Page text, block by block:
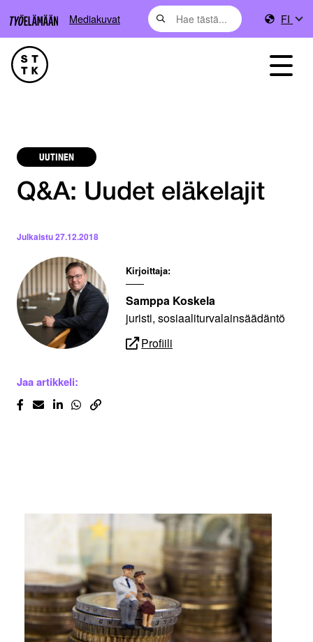
Mediakuvat FI
UUTINEN
Q&A: Uudet eläkelajit
Julkaistu27.12.2018
Kirjoittaja:
Samppa Koskela
juristi, sosiaaliturvalainsäädäntö
Profiili
Jaa artikkeli: